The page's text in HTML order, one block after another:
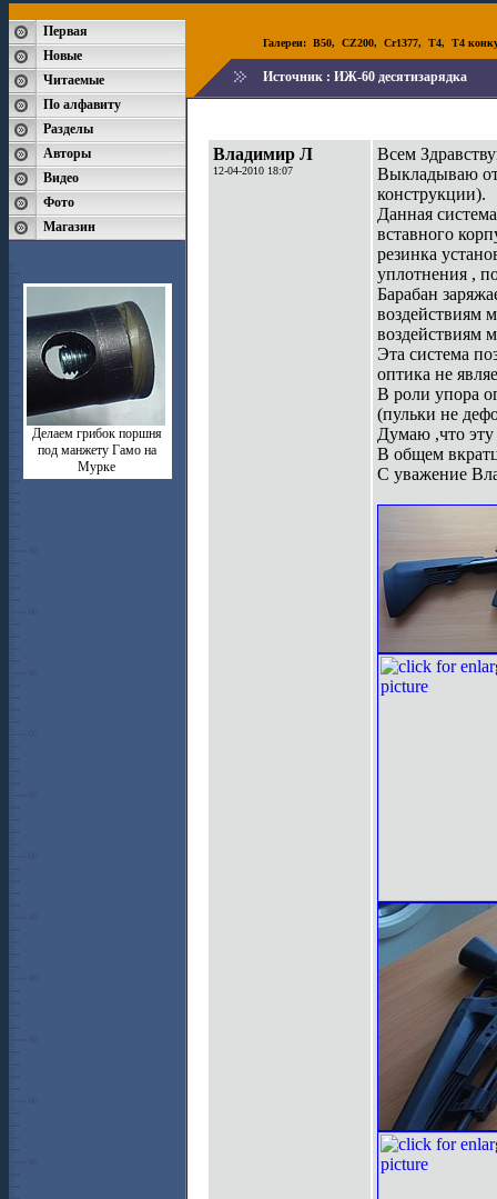
Первая
Новые
Читаемые
По алфавиту
Разделы
Авторы
Видео
Фото
Магазин
Делаем грибок поршня
под манжету Гамо на
Мурке
Галереи: B50, CZ200, Cr1377, T4, T4
Источник : ИЖ-60 десятизарядка
Владимир Л
12-04-2010 18:07
Всем
Выкладываю
конструкции).
Данная
вставного
резинка
уплотнения ,
Барабан
воздействиям
воздействиям
Эта система
оптика не
В роли упора
(пульки не
Думаю ,что эту
В общем
С уважение